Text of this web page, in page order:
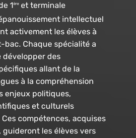
1èreet terminale
intellectuel
activement les élèves à
bac. Chaque spécialité a
des
allant de la
à la compréhension
enjeux politiques,
et culturels
compétences, acquises
guideront les élèves vers